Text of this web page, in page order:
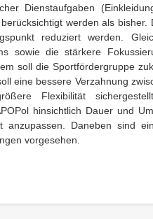
Dienstaufgaben
werden als
reduziert werden.
sowie die stärkere
soll die Sportfördergruppe
eine bessere Verzahnung
Flexibilität
hinsichtlich Dauer und
anzupassen. Daneben sind
vorgesehen.